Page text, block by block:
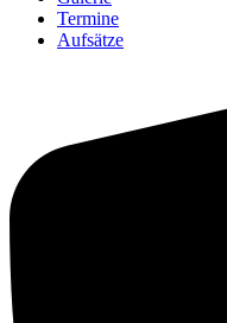
Termine
Aufsätze